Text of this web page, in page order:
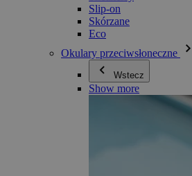
Slip-on
Skórzane
Eco
Okulary przeciwsłoneczne
Wstecz
Show more